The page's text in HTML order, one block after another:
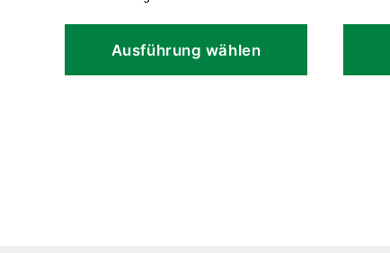
Ausführung wählen
Dieses
weist